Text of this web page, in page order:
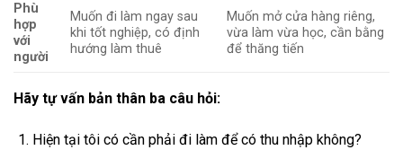
Phù
hợp
với
người
Muốn đi làm ngay sau
khi tốt nghiệp, có định
hướng làm thuê
Muốn mở cửa hàng riêng,
vừa làm vừa học, cần bằng
để thăng tiến
Hãy tự vấn bản thân ba câu hỏi:
Hiện tại tôi có cần phải đi làm để có thu nhập không?